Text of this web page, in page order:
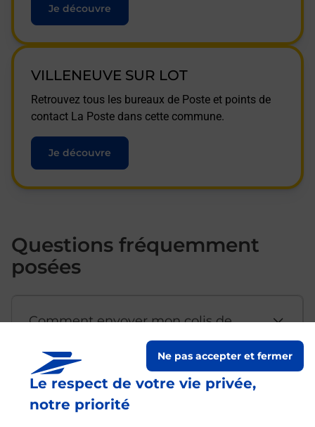
Le respect de votre vie privée,
notre priorité
Ne pas accepter et fermer
Je découvre
VILLENEUVE SUR LOT
Retrouvez tous les bureaux de Poste et points de
contact La Poste dans cette commune.
Je découvre
Questions fréquemment
posées
Comment envoyer mon colis de
Est-il possible d’acheter un
emballage directement depuis un